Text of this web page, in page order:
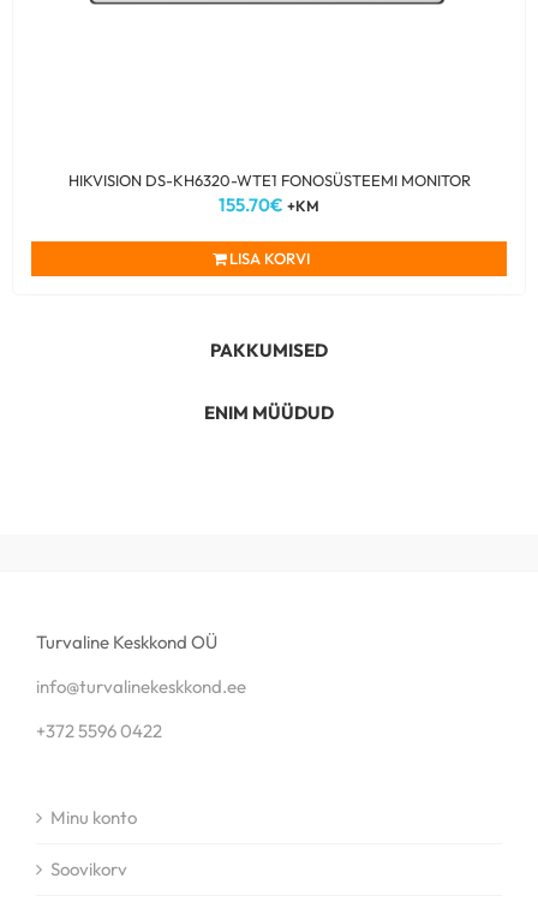
HIKVISION DS-KH6320-WTE1 FONOSÜSTEEMI MONITOR
155.70€ +KM
LISA KORVI
PAKKUMISED
ENIM MÜÜDUD
Turvaline Keskkond OÜ
info@turvalinekeskkond.ee
+372 5596 0422
Minu konto
Soovikorv